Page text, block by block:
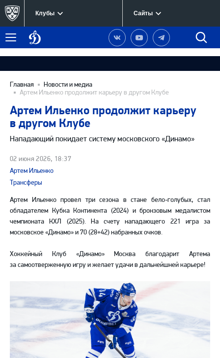
Клубы Сайты
Меню
Динамо
Москва
Наша
группа
Вконтакте
Наш
канал
YouTube
Наш
канал
Telegram
Главная
Новости и медиа
Артем Ильенко продолжит карьеру в другом Клубе
Артем Ильенко продолжит карьеру
в другом Клубе
Нападающий покидает систему московского «Динамо»
02 июня 2026, 18:37
Артем Ильенко
Трансферы
Артем Ильенко провел три сезона в стане бело-голубых, стал
обладателем Кубка Континента (2024) и бронзовым медалистом
чемпионата КХЛ (2025). На счету нападающего 221 игра за
московское «Динамо» и 70 (28+42) набранных очков.
Хоккейный Клуб «Динамо» Москва благодарит Артема
за самоотверженную игру и желает удачи в дальнейшней карьере!